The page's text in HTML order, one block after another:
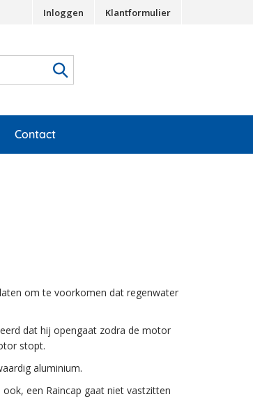
Inloggen Klantformulier
Contact
om te voorkomen dat regenwater
dat hij opengaat zodra de motor
stopt.
aluminium.
een Raincap gaat niet vastzitten